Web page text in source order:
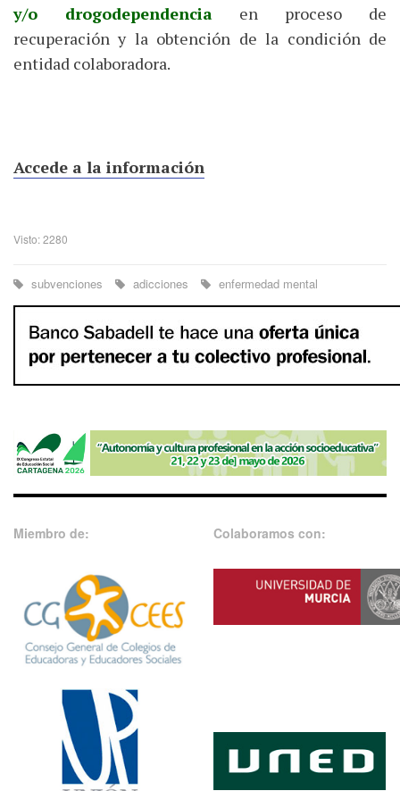
y/o drogodependencia en proceso de
recuperación y la obtención de la condición de
entidad colaboradora.
Accede a la información
Visto: 2280
subvenciones adicciones enfermedad mental
Miembro de: Colaboramos con: